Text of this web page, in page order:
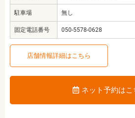
駐車場 無し
固定電話番号 050-5578-0628
店舗情報詳細はこちら
ネット予約はこ